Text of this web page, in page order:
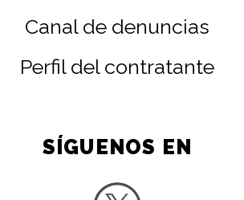
Canal de denuncias
Perfil del contratante
SÍGUENOS EN